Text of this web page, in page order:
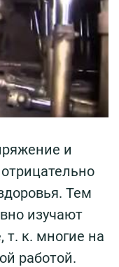
и
Тем
изучают
т. к. многие на
работой.